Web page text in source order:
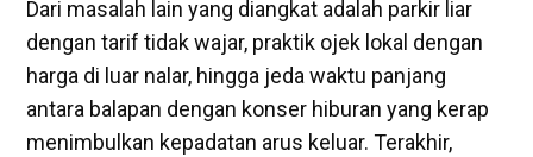
Dari masalah lain yang diangkat adalah parkir liar
dengan tarif tidak wajar, praktik ojek lokal dengan
harga di luar nalar, hingga jeda waktu panjang
antara balapan dengan konser hiburan yang kerap
menimbulkan kepadatan arus keluar. Terakhir,